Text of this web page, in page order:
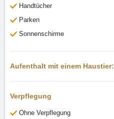
Handtücher
Parken
Sonnenschirme
Aufenthalt mit einem Haustier:
Verpflegung
Ohne Verpflegung